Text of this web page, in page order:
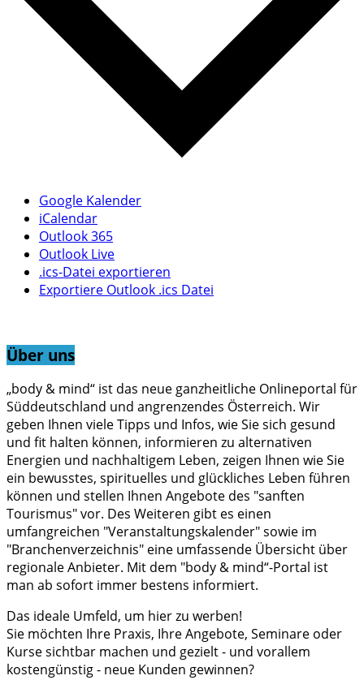
Google Kalender
iCalendar
Outlook 365
Outlook Live
.ics-Datei exportieren
Exportiere Outlook .ics Datei
Über uns
„body & mind“ ist das neue ganzheitliche Onlineportal für
Süddeutschland und angrenzendes Österreich. Wir
geben Ihnen viele Tipps und Infos, wie Sie sich gesund
und fit halten können, informieren zu alternativen
Energien und nachhaltigem Leben, zeigen Ihnen wie Sie
ein bewusstes, spirituelles und glückliches Leben führen
können und stellen Ihnen Angebote des "sanften
Tourismus" vor. Des Weiteren gibt es einen
umfangreichen "Veranstaltungskalender" sowie im
"Branchenverzeichnis" eine umfassende Übersicht über
regionale Anbieter. Mit dem "body & mind“-Portal ist
man ab sofort immer bestens informiert.
Das ideale Umfeld, um hier zu werben!
Sie möchten Ihre Praxis, Ihre Angebote, Seminare oder
Kurse sichtbar machen und gezielt - und vorallem
kostengünstig - neue Kunden gewinnen?